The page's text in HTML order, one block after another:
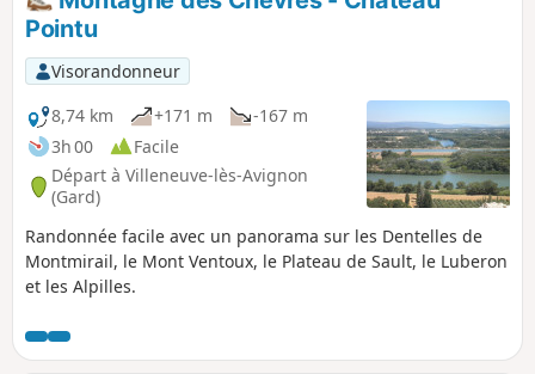
Pointu
Visorandonneur
8,74 km
+171 m
-167 m
3h 00
Facile
Départ à Villeneuve-lès-Avignon
(Gard)
Randonnée facile avec un panorama sur les Dentelles de
Montmirail, le Mont Ventoux, le Plateau de Sault, le Luberon
et les Alpilles.